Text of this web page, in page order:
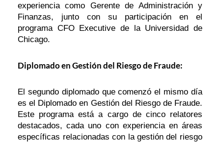
experiencia como Gerente de Administración y
Finanzas, junto con su participación en el
programa CFO Executive de la Universidad de
Chicago.
Diplomado en Gestión del Riesgo de Fraude:
El segundo diplomado que comenzó el mismo día
es el Diplomado en Gestión del Riesgo de Fraude.
Este programa está a cargo de cinco relatores
destacados, cada uno con experiencia en áreas
específicas relacionadas con la gestión del riesgo